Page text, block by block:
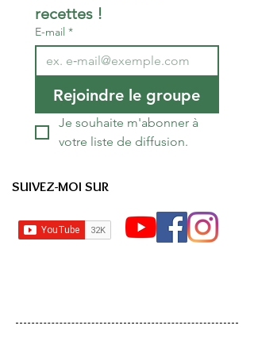
recettes !
E-mail *
Rejoindre le groupe
Je souhaite m'abonner à
votre liste de diffusion.
SUIVEZ-MOI SUR